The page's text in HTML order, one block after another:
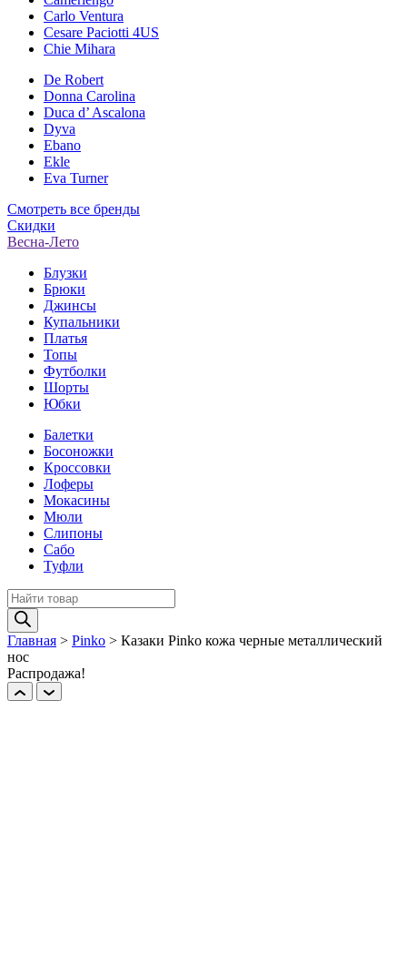
Carlo Ventura
Cesare Paciotti 4US
Chie Mihara
De Robert
Donna Carolina
Duca d’ Ascalona
Dyva
Ebano
Ekle
Eva Turner
Смотреть все бренды
Скидки
Весна-Лето
Блузки
Брюки
Джинсы
Купальники
Платья
Топы
Футболки
Шорты
Юбки
Балетки
Босоножки
Кроссовки
Лоферы
Мокасины
Мюли
Слипоны
Сабо
Туфли
Поиск
товаров
Главная > Pinko > Казаки Pinko кожа черные металлический
нос
Распродажа!